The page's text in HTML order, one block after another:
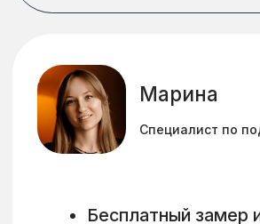
Бесплатный замер
и дизайн-проект
Выезд замерщика и 3D-визуализация
— бесплатно
и клининг после монтажа